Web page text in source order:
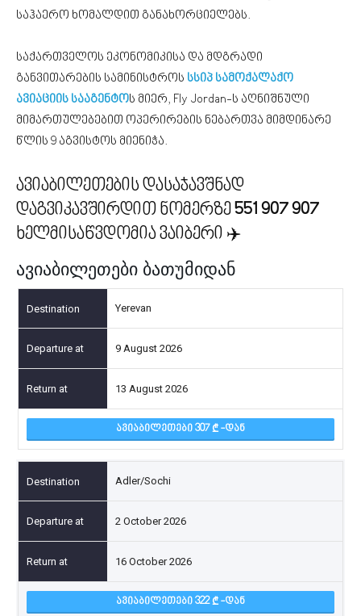
საჰაერო ხომალდით განახორციელებს.
საქართველოს ეკონომიკისა და მდგრადი
განვითარების სამინისტროს სსიპ სამოქალაქო
ავიაციის სააგენტოს მიერ, Fly Jordan-ს აღნიშნული
მიმართულებებით ოპერირების ნებართვა მიმდინარე
წლის 9 აგვისტოს მიენიჭა.
ავიაბილეთების დასაჯავშნად
დაგვიკავშირდით ნომერზე551 907 907
ხელმისაწვდომია ვაიბერი ✈️
ავიაბილეთები ბათუმიდან
Yerevan
9 August 2026
13 August 2026
ᲐᲕᲘᲐᲑᲘᲚᲔᲗᲔᲑᲘ 307 -ᲓᲐᲜ
Adler/Sochi
2 October 2026
16 October 2026
ᲐᲕᲘᲐᲑᲘᲚᲔᲗᲔᲑᲘ 322 -ᲓᲐᲜ